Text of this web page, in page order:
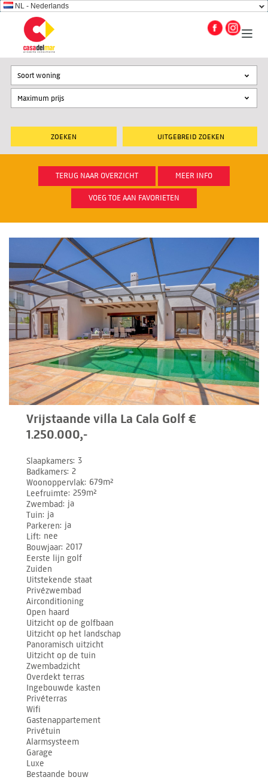
NL - Nederlands
UITGEBREID ZOEKEN
Soort woning
TERUG NAAR OVERZICHT MEER INFO
VOEG TOE AAN FAVORIETEN
Vrijstaande villa La Cala Golf €
1.250.000,-
Slaapkamers 3
Badkamers 2
Woonoppervlak 679m²
Leefruimte 259m²
Zwembad ja
Tuin ja
Parkeren ja
Lift nee
Bouwjaar 2017
Eerste lijn golf
Zuiden
Uitstekende staat
Privézwembad
Airconditioning
Open haard
Uitzicht op de golfbaan
Uitzicht op het landschap
Panoramisch uitzicht
Uitzicht op de tuin
Zwembadzicht
Overdekt terras
Ingebouwde kasten
Privéterras
Wifi
Gastenappartement
Privétuin
Alarmsysteem
Garage
Luxe
Bestaande bouw